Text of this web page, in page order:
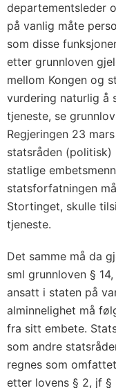
departementsleder
på vanlig måte
som disse
etter grunnloven
mellom Kongen og
vurdering naturlig å
tjeneste, se
Regjeringen 23
statsråden (politisk)
statlige
statsforfatningen
Stortinget, skulle
tjeneste.
Det samme må da
sml grunnloven §
ansatt i staten på
alminnelighet må
fra sitt embete.
som andre
regnes som
etter lovens § 2, jf §